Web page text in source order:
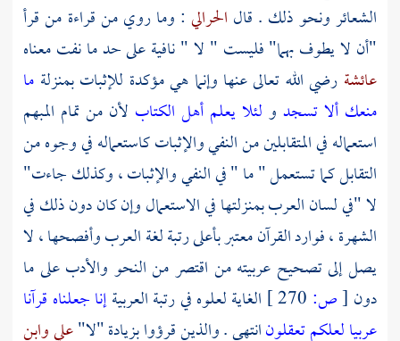
الشعائر ونحو ذلك . قال الحرالي : وما روي من قراءة من قرأ
"أن لا يطوف بهما" فليست " لا " نافية على حد ما نفت معناه
عائشة رضي الله تعالى عنها وإنما هي مؤكدة للإثبات بمنزلة ما
منعك ألا تسجد و لئلا يعلم أهل الكتاب لأن من تمام المبهم
استعماله في المتقابلين من النفي والإثبات كاستعماله في وجوه من
التقابل كما تستعمل " ما " في النفي والإثبات ، وكذلك جاءت"
لا "في لسان العرب بمنزلتها في الاستعمال وإن كان دون ذلك في
الشهرة ، فوارد القرآن معتبر بأعلى رتبة لغة العرب وأفصحها ، لا
يصل إلى تصحيح عربيته من اقتصر من النحو والأدب على ما
دون [ص: الغاية لعلوه في رتبة العربيةإنا جعلناه قرآنا
عربيا لعلكم تعقلونانتهى . والذين قرؤوا بزيادة "لا"عليوابن